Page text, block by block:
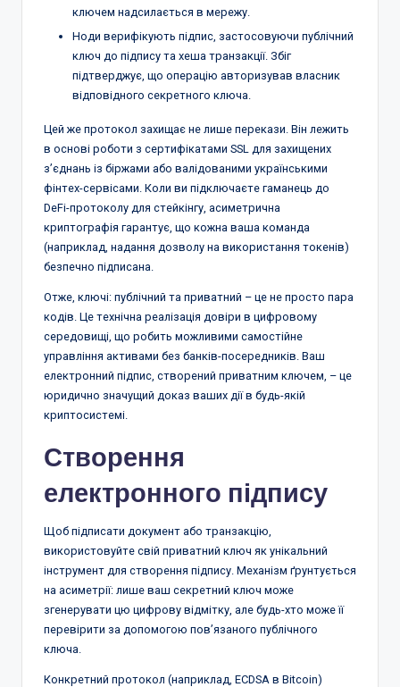
ключем надсилається в мережу.
Ноди верифікують підпис, застосовуючи публічний
ключ до підпису та хеша транзакції. Збіг
підтверджує, що операцію авторизував власник
відповідного секретного ключа.
Цей же протокол захищає не лише перекази. Він лежить
в основі роботи з сертифікатами SSL для захищених
з’єднань із біржами або валідованими українськими
фінтех-сервісами. Коли ви підключаєте гаманець до
DeFi-протоколу для стейкінгу, асиметрична
криптографія гарантує, що кожна ваша команда
(наприклад, надання дозволу на використання токенів)
безпечно підписана.
Отже, ключі: публічний та приватний – це не просто пара
кодів. Це технічна реалізація довіри в цифровому
середовищі, що робить можливими самостійне
управління активами без банків-посередників. Ваш
електронний підпис, створений приватним ключем, – це
юридично значущий доказ ваших дії в будь-якій
криптосистемі.
Створення
електронного підпису
Щоб підписати документ або транзакцію,
використовуйте свій приватний ключ як унікальний
інструмент для створення підпису. Механізм ґрунтується
на асиметрії: лише ваш секретний ключ може
згенерувати цю цифрову відмітку, але будь-хто може її
перевірити за допомогою пов’язаного публічного
ключа.
Конкретний протокол (наприклад, ECDSA в Bitcoin)